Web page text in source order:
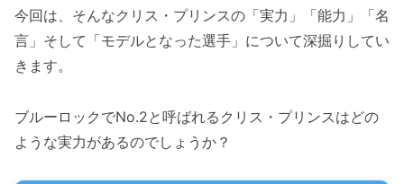
今回は、そんなクリス・プリンスの「実力」「能力」「名
言」そして「モデルとなった選手」について深掘りしてい
きます。
ブルーロックでNo.2と呼ばれるクリス・プリンスはどの
ような実力があるのでしょうか？